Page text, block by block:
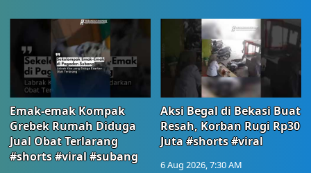
Emak-emak Kompak
Grebek Rumah Diduga
Jual Obat Terlarang
#shorts #viral #subang
Aksi Begal di Bekasi Buat
Resah, Korban Rugi Rp30
Juta #shorts #viral
6 Aug 2026, 7:30 AM